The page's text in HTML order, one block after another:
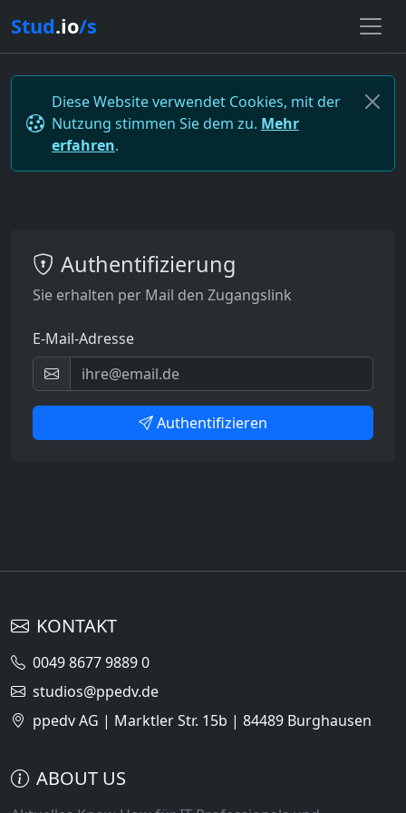
Stud.io/s
Diese Website verwendet Cookies, mit der
Nutzung stimmen Sie dem zu. Mehr
erfahren.
Authentifizierung
Sie erhalten per Mail den Zugangslink
E-Mail-Adresse
Authentifizieren
KONTAKT
0049 8677 9889 0
studios@ppedv.de
ppedv AG | Marktler Str. 15b | 84489 Burghausen
ABOUT US